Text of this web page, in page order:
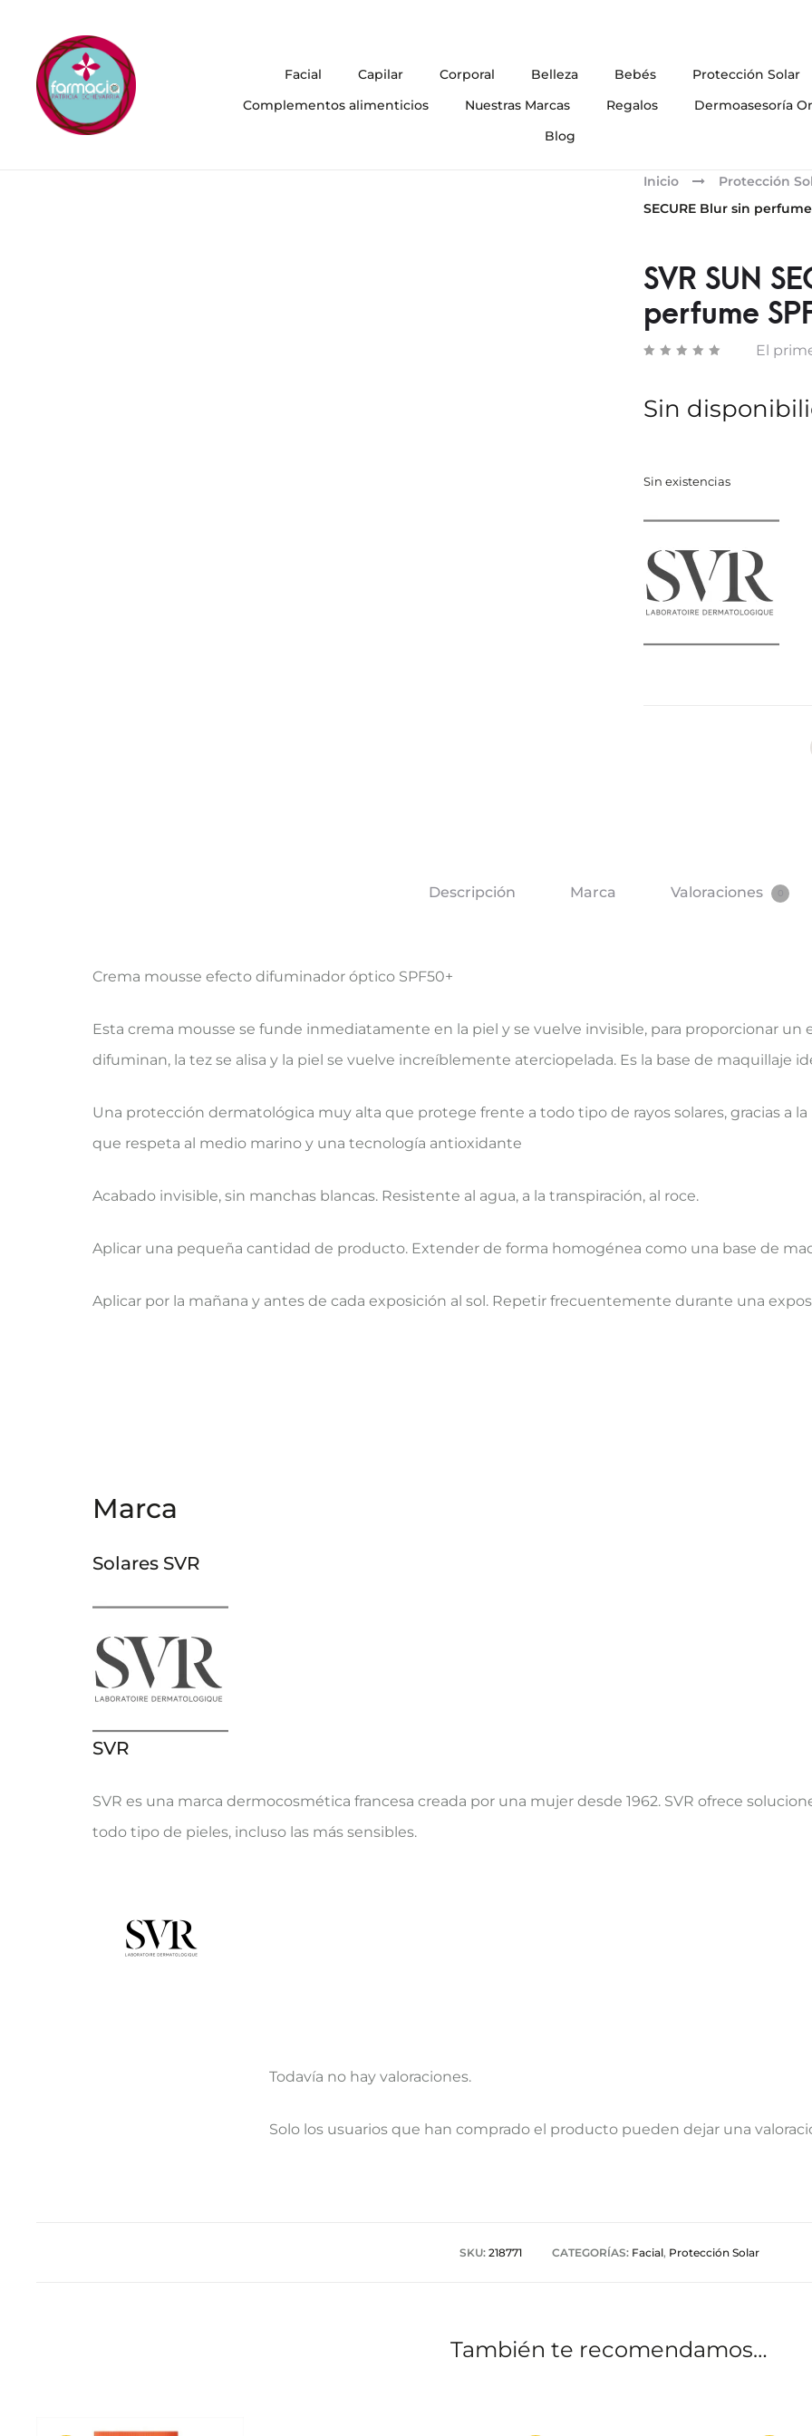
Facial Capilar Corporal Belleza Bebés
Protección Solar
Complementos alimenticios
Nuestras Marcas Regalos
Dermoasesoría
Blog
Inicio
Protección
SECURE Blur sin
SVR SUN
perfume
El
Sin
Sin existencias
Descripción Marca Valoraciones
Crema mousse efecto difuminador óptico SPF50+
Esta crema mousse se funde inmediatamente en la piel y se vuelve invisible, para proporcionar un
difuminan, la tez se alisa y la piel se vuelve increíblemente aterciopelada. Es la base de maquillaje
Una protección dermatológica muy alta que protege frente a todo tipo de rayos solares, gracias a
que respeta al medio marino y una tecnología antioxidante
Acabado invisible, sin manchas blancas. Resistente al agua, a la transpiración, al roce.
Aplicar una pequeña cantidad de producto. Extender de forma homogénea como una base de
Aplicar por la mañana y antes de cada exposición al sol. Repetir frecuentemente durante una
Marca
Solares SVR
SVR
SVR es una marca dermocosmética francesa creada por una mujer desde 1962. SVR ofrece
todo tipo de pieles, incluso las más sensibles.
V
Todavía no hay valoraciones.
Solo los usuarios que han comprado el producto pueden dejar una
SKU: 218771 CATEGORÍAS: Facial, Protección Solar
También te recomendamos…